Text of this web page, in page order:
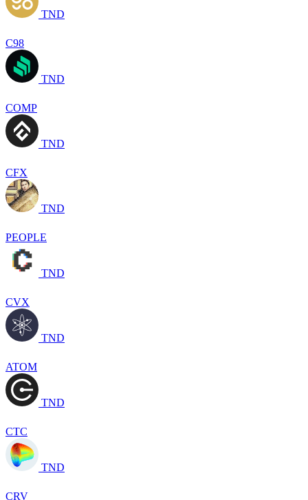
TND
C98
TND
COMP
TND
CFX
TND
PEOPLE
TND
CVX
TND
ATOM
TND
CTC
TND
CRV